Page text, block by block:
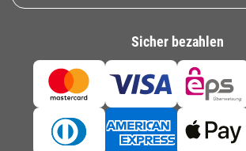
Sicher bezahlen